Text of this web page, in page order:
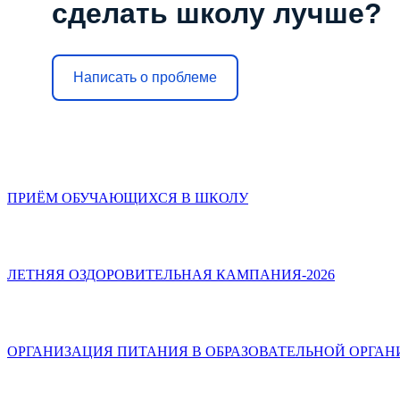
сделать школу лучше?
Написать о проблеме
ПРИЁМ ОБУЧАЮЩИХСЯ В ШКОЛУ
ЛЕТНЯЯ ОЗДОРОВИТЕЛЬНАЯ КАМПАНИЯ-2026
ОРГАНИЗАЦИЯ ПИТАНИЯ В ОБРАЗОВАТЕЛЬНОЙ